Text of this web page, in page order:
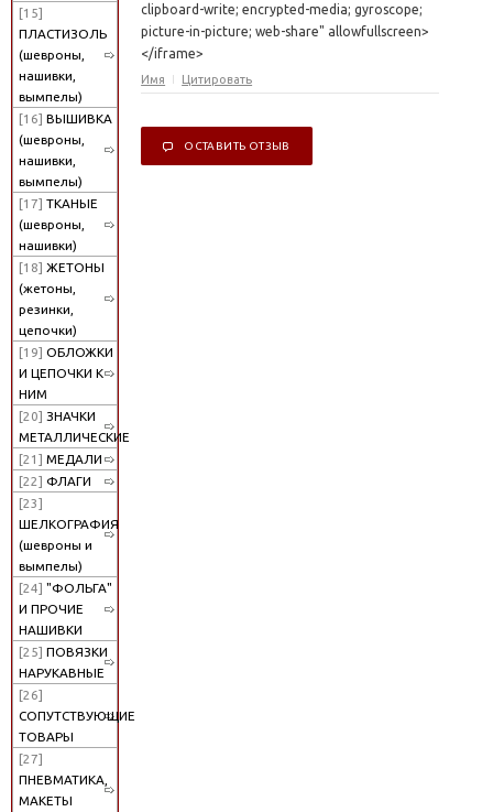
[15]
ПЛАСТИЗОЛЬ
(шевроны,
нашивки,
вымпелы)
[16] ВЫШИВКА
(шевроны,
нашивки,
вымпелы)
[17] ТКАНЫЕ
(шевроны,
нашивки)
[18] ЖЕТОНЫ
(жетоны,
резинки,
цепочки)
[19] ОБЛОЖКИ
И ЦЕПОЧКИ К
НИМ
[20] ЗНАЧКИ
МЕТАЛЛИЧЕСКИЕ
[21] МЕДАЛИ
[22] ФЛАГИ
[23]
ШЕЛКОГРАФИЯ
(шевроны и
вымпелы)
[24] "ФОЛЬГА"
И ПРОЧИЕ
НАШИВКИ
[25] ПОВЯЗКИ
НАРУКАВНЫЕ
[26]
СОПУТСТВУЮЩИЕ
ТОВАРЫ
[27]
ПНЕВМАТИКА,
МАКЕТЫ
clipboard-write; encrypted-media; gyroscope;
picture-in-picture; web-share" allowfullscreen>
</iframe>
Имя Цитировать
ОСТАВИТЬ ОТЗЫВ